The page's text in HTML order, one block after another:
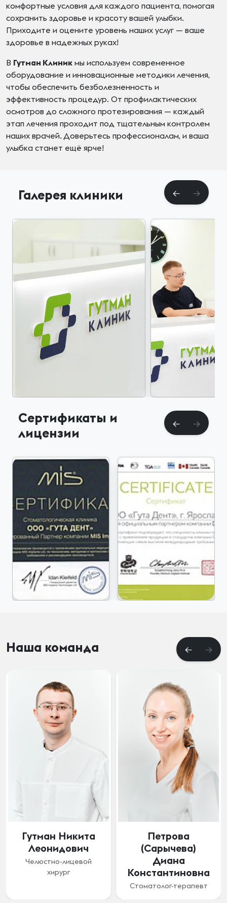
комфортные условия для каждого пациента, помогая
сохранить здоровье и красоту вашей улыбки.
Приходите и оцените уровень наших услуг — ваше
здоровье в надежных руках!
В Гутман Клиник мы используем современное
оборудование и инновационные методики лечения,
чтобы обеспечить безболезненность и
эффективность процедур. От профилактических
осмотров до сложного протезирования — каждый
этап лечения проходит под тщательным контролем
наших врачей. Доверьтесь профессионалам, и ваша
улыбка станет ещё ярче!
Галерея клиники
Сертификаты и
лицензии
Наша команда
Петрова
(Сарычева)
Диана
Константиновна
Лунёва (Ачба)
Жанна
Гурамовна
стоматолог-ортодонт